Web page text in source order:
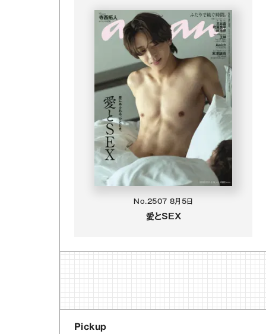
No.2507 8月5日
愛とSEX
Pickup